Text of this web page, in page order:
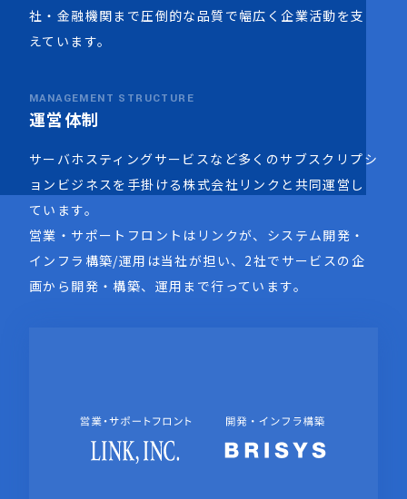
社・金融機関まで圧倒的な品質で幅広く企業活動を支
えています。
MANAGEMENT STRUCTURE
運営体制
サーバホスティングサービスなど多くのサブスクリプシ
ョンビジネスを手掛ける株式会社リンクと共同運営し
ています。
営業・サポートフロントはリンクが、システム開発・
インフラ構築/運用は当社が担い、2社でサービスの企
画から開発・構築、運用まで行っています。